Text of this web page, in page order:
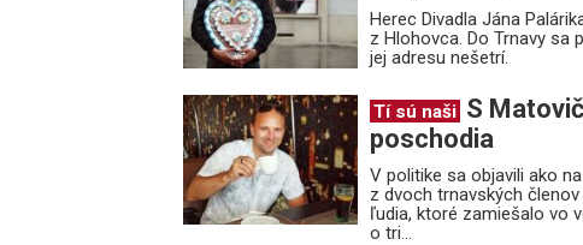
Herec Divadla Jána
z Hlohovca. Do Trnavy sa
jej adresu nešetrí.
Tí sú naši S
poschodia
V politike sa objavili ako
z dvoch trnavských
ľudia, ktoré zamiešalo vo
o tri...